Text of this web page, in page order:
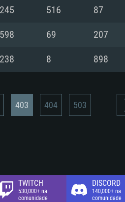
larga.
245 516 87
598 69 207
238 8 898
403 404 503
TWITCH
530,000+ na
comunidade
DISCORD
140,000+ na
comunidade